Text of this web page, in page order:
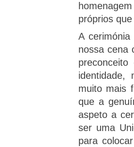
próprios
A
nossa cena
identidade,
muito mais
que a
aspeto a
ser uma
para